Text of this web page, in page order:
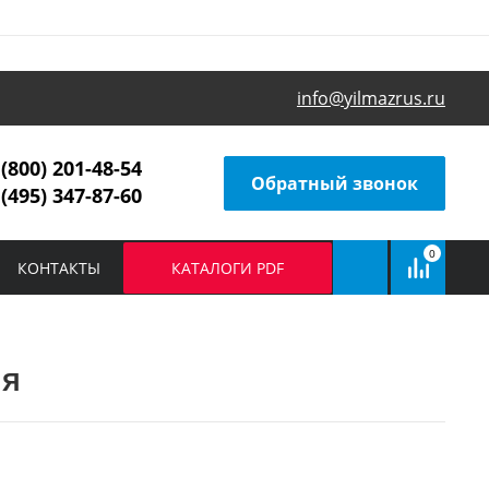
info@yilmazrus.ru
201-48-54
347-87-60
Обратный звонок
КОНТАКТЫ КАТАЛОГИ PDF
0